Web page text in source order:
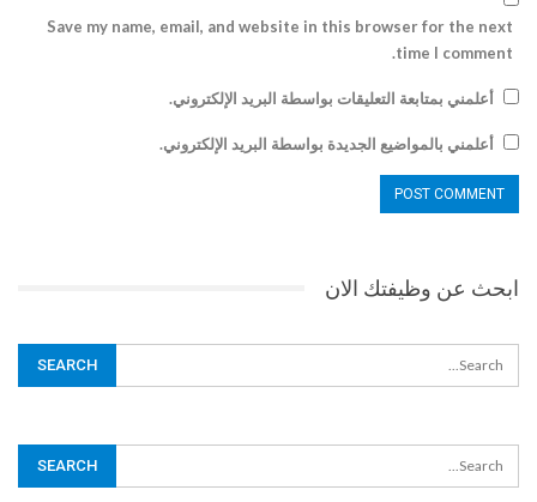
Save my name, email, and website in this browser for the next
time I comment.
أعلمني بمتابعة التعليقات بواسطة البريد الإلكتروني.
أعلمني بالمواضيع الجديدة بواسطة البريد الإلكتروني.
ابحث عن وظيفتك الان